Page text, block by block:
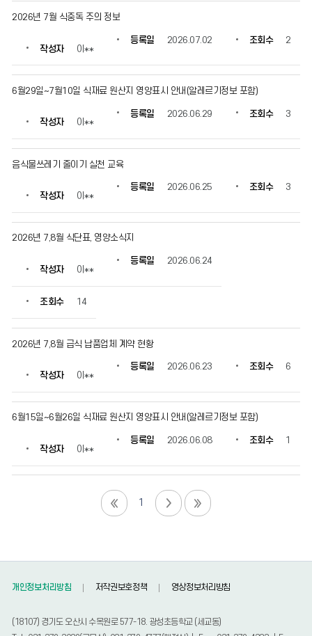
를
수
있
2026년 7월 식중독 주의 정보
작성자 이**
등록일 2026.07.02 조회수 2
6월29일~7월10일 식재료 원산지 영양표시 안내(알레르기정보 포함)
작성자 이**
등록일 2026.06.29 조회수 3
음식물쓰레기 줄이기 실천 교육
작성자 이**
등록일 2026.06.25 조회수 3
2026년 7,8월 식단표, 영양소식지
작성자 이**
등록일 2026.06.24
조회수 14
2026년 7,8월 급식 납품업체 계약 현황
작성자 이**
등록일 2026.06.23 조회수 6
6월15일~6월26일 식재료 원산지 영양표시 안내(알레르기정보 포함)
작성자 이**
등록일 2026.06.08 조회수 1
1
개인정보처리방침 저작권보호정책 영상정보처리방침
(18107) 경기도 오산시 수목원로 577-18. 광성초등학교 (세교동)